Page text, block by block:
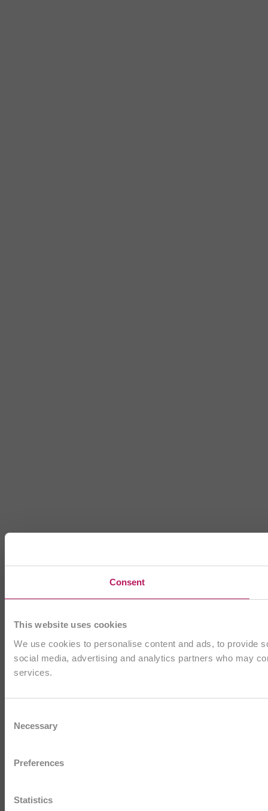
Consent
This website uses cookies
We use cookies to personalise content and ads, to provide
social media, advertising and analytics partners who may
services.
Selection
Necessary
Preferences
Statistics